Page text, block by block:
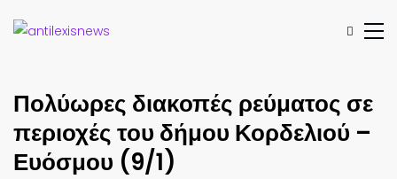
Πολύωρες διακοπές ρεύματος σε
περιοχές του δήμου Κορδελιού –
Ευόσμου (9/1)